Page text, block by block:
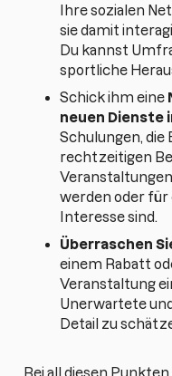
Ihre sozialen
sie damit
Du kannst
sportliche
Schick ihm eine
neuen Dienste
Schulungen,
rechtzeitigen
werden oder für
Interesse sind.
Überraschen
einem Rabatt
Veranstaltung
Unerwartete
Detail zu